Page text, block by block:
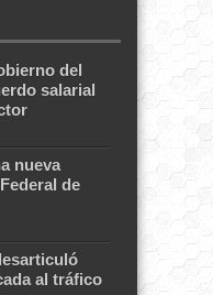
del
salarial
nueva
de
al tráfico